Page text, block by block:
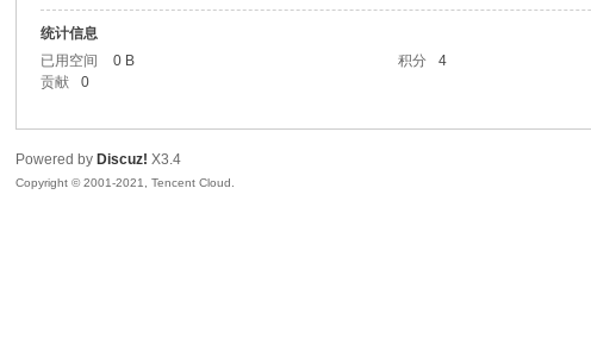
统计信息
已用空间
0 B 积分 4
贡献
0
Powered by Discuz! X3.4
Copyright © 2001-2021, Tencent Cloud.